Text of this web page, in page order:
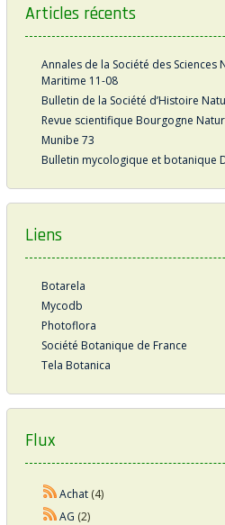
Articles récents
Annales de la Société des Sciences
Maritime 11-08
Bulletin de la Société d’Histoire
Revue scientifique Bourgogne
Munibe 73
Bulletin mycologique et botanique
Liens
Botarela
Mycodb
Photoflora
Société Botanique de France
Tela Botanica
Flux
Achat(4)
AG (2)